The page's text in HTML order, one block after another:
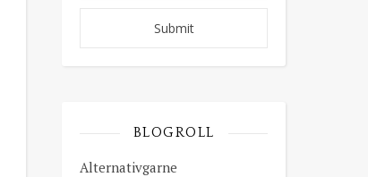
BLOGROLL
Alternativgarne